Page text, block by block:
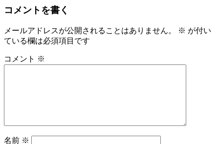
コメントを書く
メールアドレスが公開されることはありません。 ※ が付い
ている欄は必須項目です
コメント ※
名前 ※